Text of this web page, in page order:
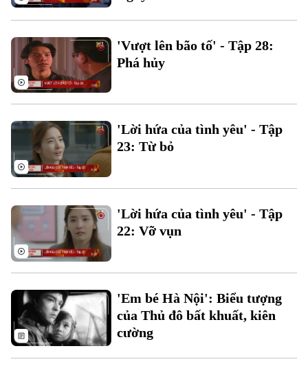
Chuyên mục
Thời sự
Hà Nội
Hà Nội
'Vượt lên bão tố' - Tập 28:
Phá hủy
'Lời hứa của tình yêu' - Tập
23: Từ bỏ
'Lời hứa của tình yêu' - Tập
22: Vỡ vụn
'Em bé Hà Nội': Biểu tượng
của Thủ đô bất khuất, kiên
cường